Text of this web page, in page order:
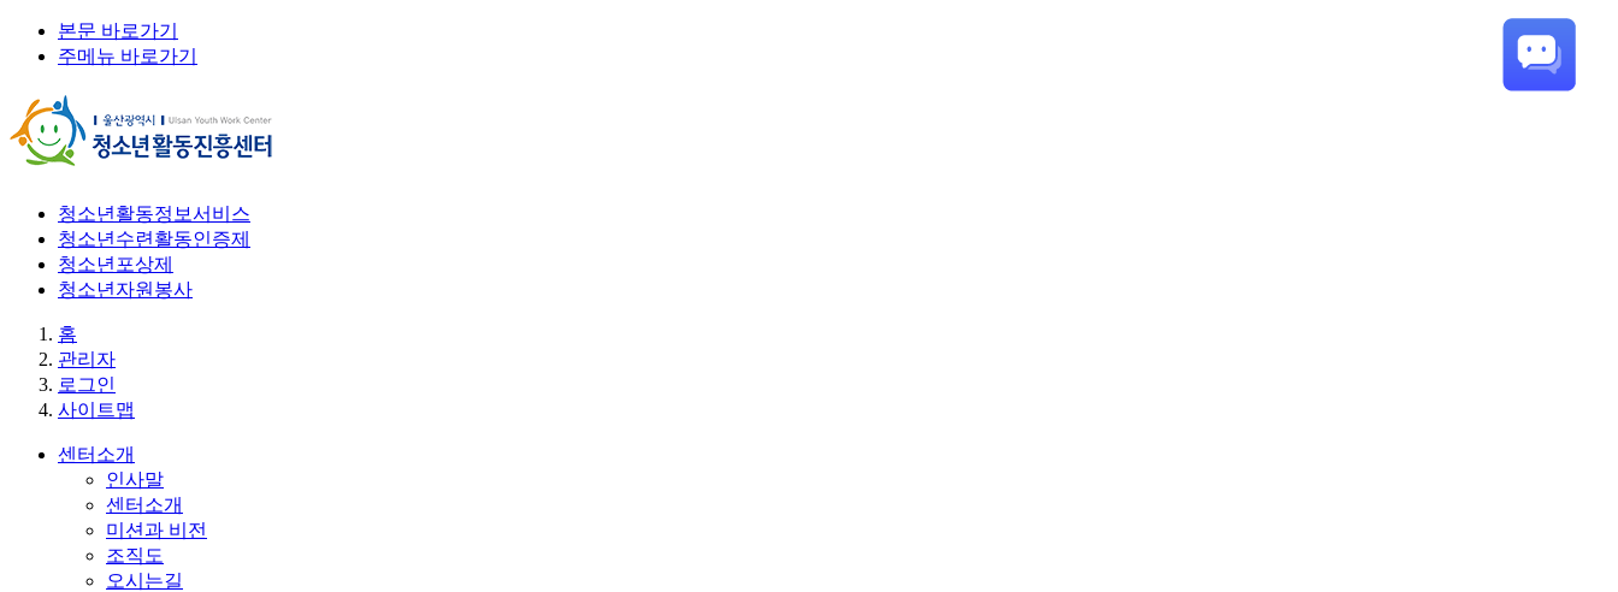
본문 바로가기
주메뉴 바로가기
청소년활동정보서비스
청소년수련활동인증제
청소년포상제
청소년자원봉사
홈
관리자
로그인
사이트맵
센터소개
인사말
센터소개
미션과 비전
조직도
오시는길